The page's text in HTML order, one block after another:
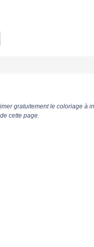
gratuitement le coloriage à
cette page.